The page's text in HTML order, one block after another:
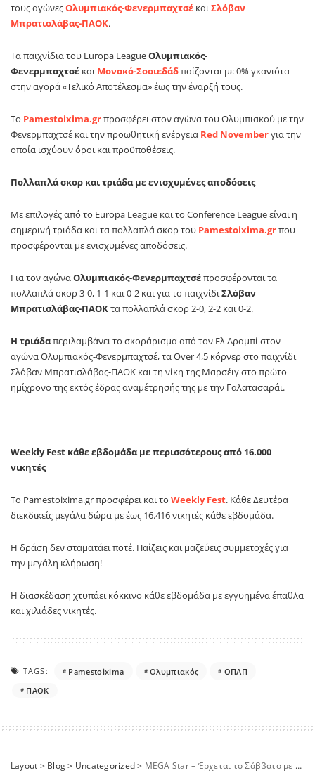
τους αγώνεςΟλυμπιακός-Φενερμπαχτσέ καιΣλόβαν
Μπρατισλάβας-ΠΑΟΚ.
Τα παιχνίδια του Europa LeagueΟλυμπιακός-
Φενερμπαχτσέ καιΜονακό-Σοσιεδάδπαίζονται με 0% γκανιότα
στην αγορά «Τελικό Αποτέλεσμα» έως την έναρξή τους.
Το Pamestoixima.grπροσφέρει στον αγώνα του Ολυμπιακού με την
Φενερμπαχτσέ και την προωθητική ενέργεια Red Novemberγια την
οποία ισχύουν όροι και προϋποθέσεις.
Πολλαπλά σκορ και τριάδα με ενισχυμένες αποδόσεις
Με επιλογές από το Europa League και το Conference Leagueείναι η
σημερινή τριάδα και τα πολλαπλά σκορ του Pamestoixima.grπου
προσφέρονται με ενισχυμένες αποδόσεις.
Για τον αγώναΟλυμπιακός-Φενερμπαχτσέπροσφέρονται τα
πολλαπλά σκορ 3-0, 1-1 και 0-2 και για το παιχνίδιΣλόβαν
Μπρατισλάβας-ΠΑΟΚτα πολλαπλά σκορ 2-0, 2-2 και 0-2.
Η τριάδαπεριλαμβάνει το σκοράρισμα από τον Ελ Αραμπί στον
αγώνα Ολυμπιακός-Φενερμπαχτσέ, ταOver4,5 κόρνερ στο παιχνίδι
Σλόβαν Μπρατισλάβας-ΠΑΟΚ και τη νίκη της Μαρσέιγ στο πρώτο
ημίχρονο της εκτός έδρας αναμέτρησής της με την Γαλατασαράι.
WeeklyFest κάθε εβδομάδα με περισσότερους από 16.000
νικητές
Το Pamestoixima.grπροσφέρει και το Weekly Fest. Κάθε Δευτέρα
διεκδικείς μεγάλα δώρα με έως 16.416 νικητές κάθε εβδομάδα.
Η δράση δεν σταματάει ποτέ. Παίζεις και μαζεύεις συμμετοχές για
την μεγάλη κλήρωση!
Η διασκέδαση χτυπάει κόκκινο κάθε εβδομάδα με εγγυημένα έπαθλα
και χιλιάδες νικητές.
TAGS: Pamestoixima Ολυμπιακός
ΟΠΑΠ
ΠΑΟΚ
Layout > Blog> Uncategorized> MEGA Star – Έρχεται το Σάββατο με τον Χρήστο Μενιδιάτη και τον Θανάση Πασσά